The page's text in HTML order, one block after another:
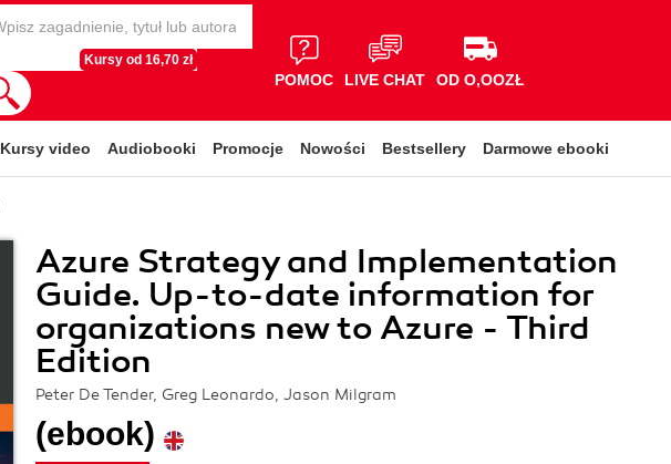
Kursy od 16,70 zł
POMOC LIVE CHAT OD O,OOZŁ
Kursy video Audiobooki Promocje Nowości Bestsellery Darmowe ebooki
Azure Strategy and Implementation
Guide. Up-to-date information for
organizations new to Azure - Third
Edition
Peter De Tender, Greg Leonardo, Jason Milgram
(ebook)